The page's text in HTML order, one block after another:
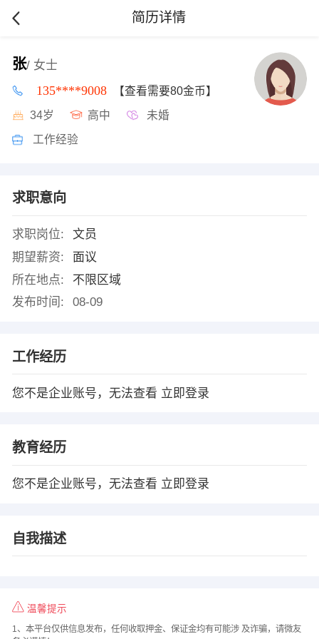
简历详情
张/ 女士
135****9008 【查看需要80金币】
34岁 高中 未婚
工作经验
求职意向
求职岗位:
文员
期望薪资:
面议
所在地点:
不限区域
发布时间:
08-09
工作经历
您不是企业账号，无法查看 立即登录
教育经历
您不是企业账号，无法查看 立即登录
自我描述
温馨提示
1、本平台仅供信息发布，任何收取押金、保证金均有可能涉 及诈骗，请微友